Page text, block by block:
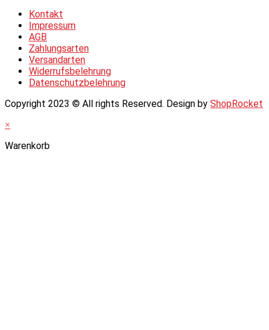
Kontakt
Impressum
AGB
Zahlungsarten
Versandarten
Widerrufsbelehrung
Datenschutzbelehrung
Copyright 2023 © All rights Reserved. Design by ShopRocket
×
Warenkorb